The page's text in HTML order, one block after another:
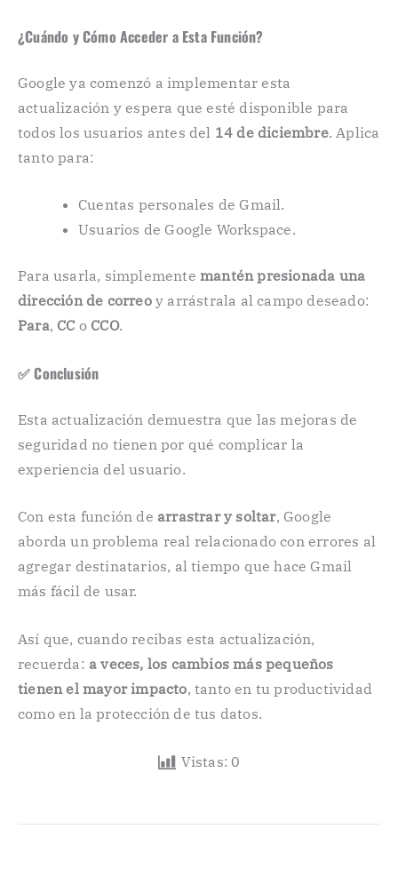
¿Cuándo y Cómo Acceder a Esta Función?
Google ya comenzó a implementar esta
actualización y espera que esté disponible para
todos los usuarios antes del 14 de diciembre. Aplica
tanto para:
Cuentas personales de Gmail.
Usuarios de Google Workspace.
Para usarla, simplemente mantén presionada una
dirección de correoy arrástrala al campo deseado:
Para, CC o CCO.
✅ Conclusión
Esta actualización demuestra que las mejoras de
seguridad no tienen por qué complicar la
experiencia del usuario.
Con esta función de arrastrar y soltar, Google
aborda un problema real relacionado con errores al
agregar destinatarios, al tiempo que hace Gmail
más fácil de usar.
Así que, cuando recibas esta actualización,
recuerda: a veces, los cambios más pequeños
tienen el mayor impacto, tanto en tu productividad
como en la protección de tus datos.
Vistas: 0